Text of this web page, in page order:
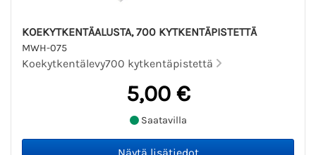
KOEKYTKENTÄALUSTA, 700 KYTKENTÄPISTETTÄ
MWH-075
Koekytkentälevy700 kytkentäpistettä
5,00 €
Saatavilla